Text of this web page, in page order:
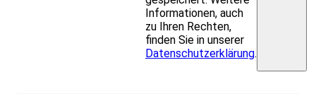
Informationen, auch
zu Ihren Rechten,
finden Sie in unserer
Datenschutzerklärung.